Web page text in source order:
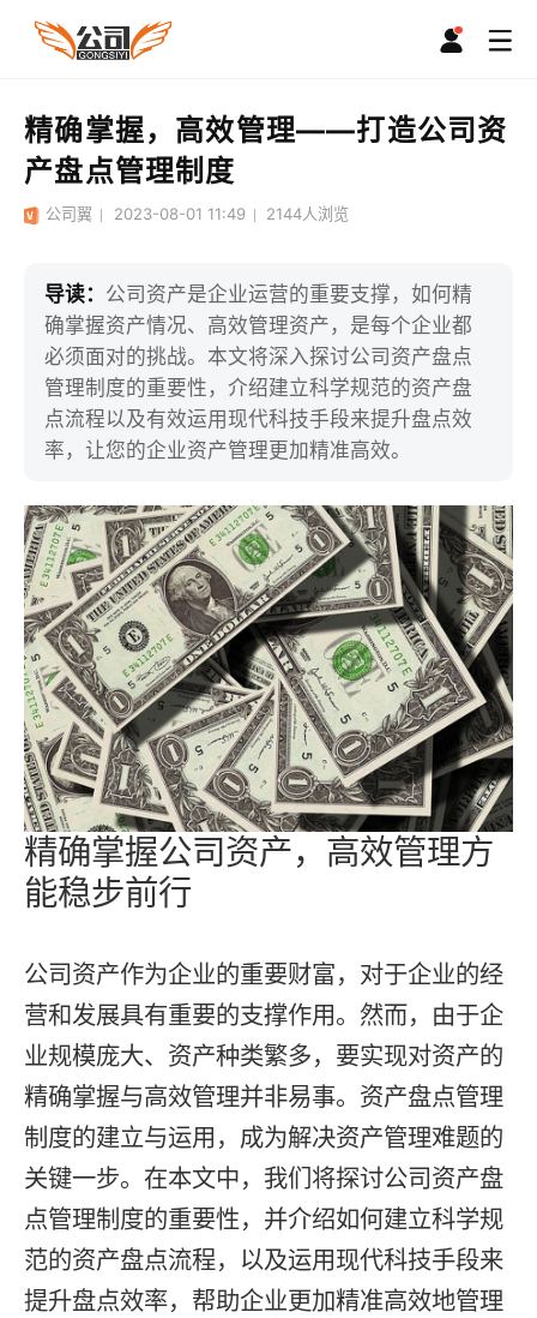
精确掌握，高效管理——打造公司资
产盘点管理制度
公司翼 2023-08-01 11:49 2144人浏览
导读： 公司资产是企业运营的重要支撑，如何精
确掌握资产情况、高效管理资产，是每个企业都
必须面对的挑战。本文将深入探讨公司资产盘点
管理制度的重要性，介绍建立科学规范的资产盘
点流程以及有效运用现代科技手段来提升盘点效
率，让您的企业资产管理更加精准高效。
精确掌握公司资产，高效管理方
能稳步前行
公司资产作为企业的重要财富，对于企业的经
营和发展具有重要的支撑作用。然而，由于企
业规模庞大、资产种类繁多，要实现对资产的
精确掌握与高效管理并非易事。资产盘点管理
制度的建立与运用，成为解决资产管理难题的
关键一步。在本文中，我们将探讨公司资产盘
点管理制度的重要性，并介绍如何建立科学规
范的资产盘点流程，以及运用现代科技手段来
提升盘点效率，帮助企业更加精准高效地管理